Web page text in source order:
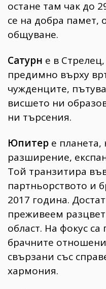
остане там чак до
се на добра памет,
общуване.
Сатурн е в
предимно върху
чужденците,
висшето ни
ни търсения.
Юпитер е
разширение,
Той транзитира
партньорството и
2017 година.
преживеем
област. На фокус
брачните
свързани със
хармония.